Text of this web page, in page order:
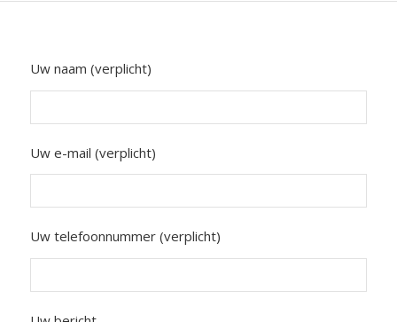
Uw naam (verplicht)
Uw e-mail (verplicht)
Uw telefoonnummer (verplicht)